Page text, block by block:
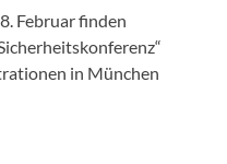
Februar finden
in München